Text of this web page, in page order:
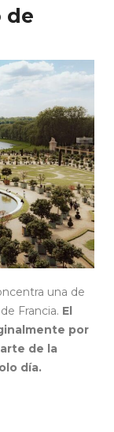
de
una de
Francia. El
por
de la
día.